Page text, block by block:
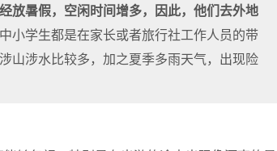
放暑假，空闲时间增多，因此，他们去外地
小学生都是在家长或者旅行社工作人员的带
山涉水比较多，加之夏季多雨天气，出现险